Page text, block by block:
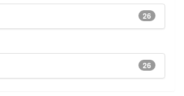
26
26